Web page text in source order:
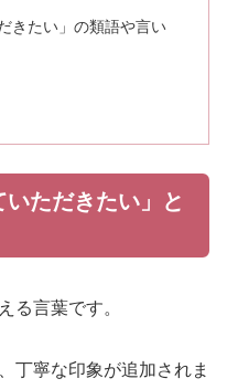
きたい」の類語や言い
いただきたい」と
る言葉です。
丁寧な印象が追加されま